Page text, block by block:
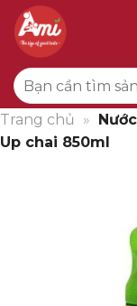
qua
dung
Tìm
kiếm:
Trang chủ »
Up chai 850ml